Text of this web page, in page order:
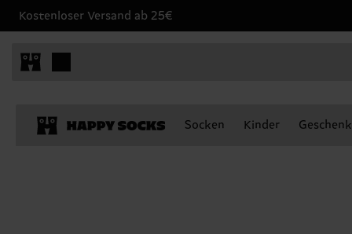
Kostenloser Versand ab 25€
Socken Kinder